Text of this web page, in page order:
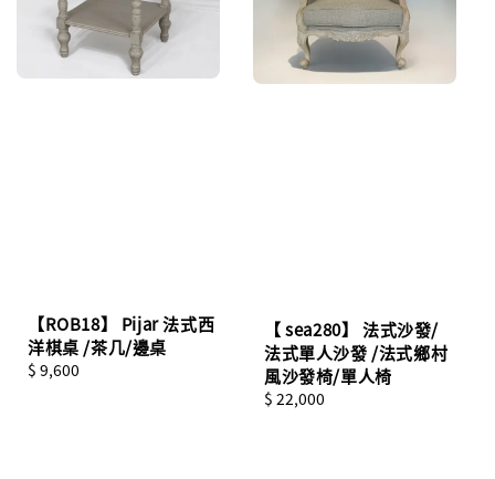
【ROB18】 Pijar 法式西
洋棋桌 /茶几/邊桌
Regular
$ 9,600
【 sea280】 法式沙發/
法式單人沙發 /法式鄉村
風沙發椅/單人椅
Regular
$ 22,000